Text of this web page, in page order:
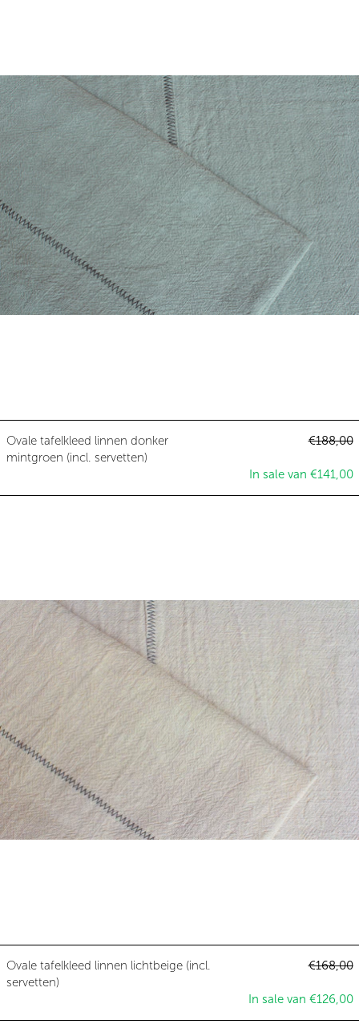
Ovale tafelkleed linnen donker
mintgroen (incl. servetten)
Normale
€188,00
In sale van €141,00
Ovale tafelkleed linnen lichtbeige (incl.
servetten)
Normale
€168,00
In sale van €126,00